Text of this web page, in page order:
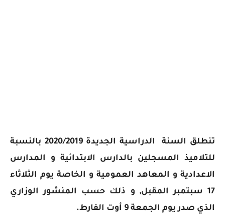
تنطلق السنة الدراسية الجديدة 2020/2019 بالنسبة
للتلاميذ المسجلين بالدارس الابتدائية و المدارس
الاعدادية و المعاهد العمومية و الخاصة يوم الثلاثاء
17 سبتمبر المقبل, و ذلك حسب المنشور الوزاري
الذي صدر يوم الجمعة 9 أوت الفارط.